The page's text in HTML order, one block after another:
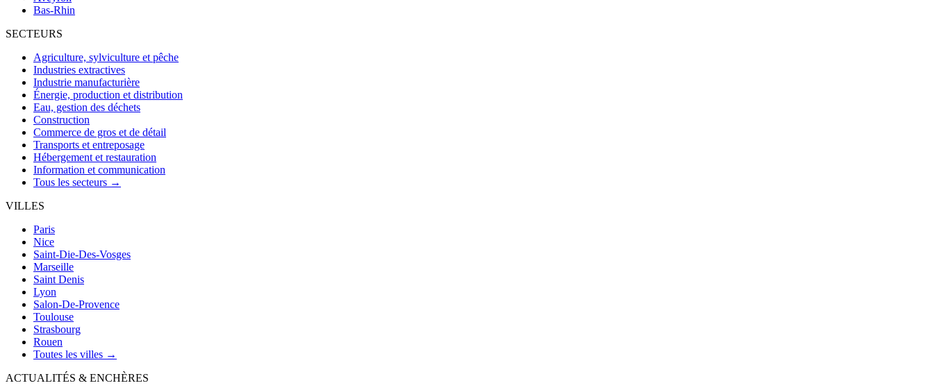
Bas-Rhin
SECTEURS
Agriculture, sylviculture et pêche
Industries extractives
Industrie manufacturière
Énergie, production et distribution
Eau, gestion des déchets
Construction
Commerce de gros et de détail
Transports et entreposage
Hébergement et restauration
Information et communication
Tous les secteurs →
VILLES
Paris
Nice
Saint-Die-Des-Vosges
Marseille
Saint Denis
Lyon
Salon-De-Provence
Toulouse
Strasbourg
Rouen
Toutes les villes →
ACTUALITÉS & ENCHÈRES